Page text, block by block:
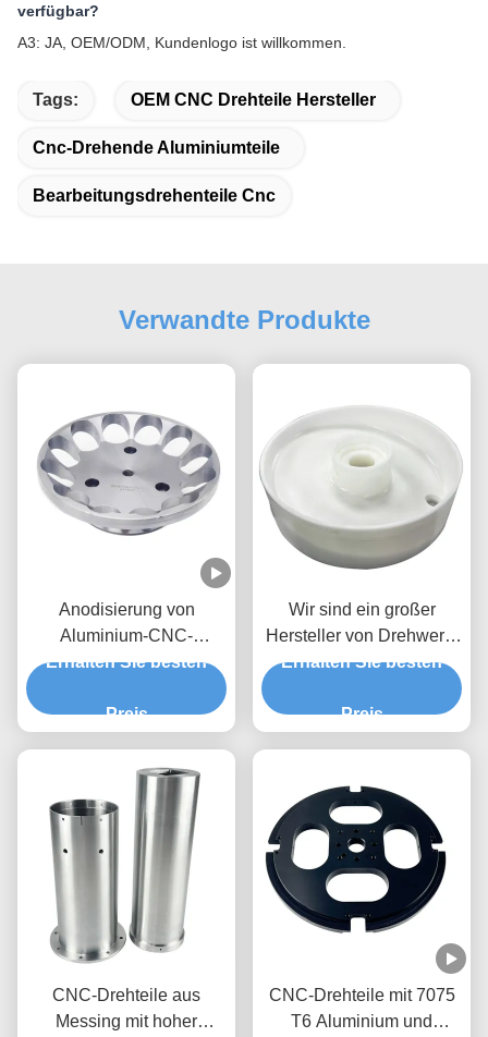
verfügbar?
A3: JA, OEM/ODM, Kundenlogo ist willkommen.
Tags: OEM CNC Drehteile Hersteller
Cnc-Drehende Aluminiumteile
Bearbeitungsdrehenteile Cnc
Verwandte Produkte
Anodisierung von
Aluminium-CNC-
Drehteilen Bearbeitung
Achsen-CNC-Fräsen
Erhalten Sie besten
Preis
Wir sind ein großer
Hersteller von Drehwerk-
Teilen.
Erhalten Sie besten
Preis
CNC-Drehteile aus
Messing mit hoher
CNC-Drehteile mit 7075
T6 Aluminium und